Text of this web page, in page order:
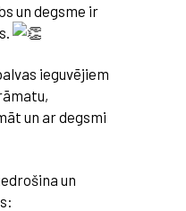
un degsme ir
ieguvējiem
un ar degsmi
un